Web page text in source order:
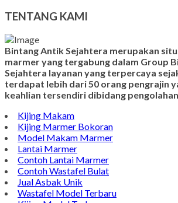
TENTANG KAMI
Bintang Antik Sejahtera merupakan
marmer yang tergabung dalam Group
Sejahtera layanan yang terpercaya
terdapat lebih dari 50 orang pengrajin
keahlian tersendiri dibidang
Kijing Makam
Kijing Marmer Bokoran
Model Makam Marmer
Lantai Marmer
Contoh Lantai Marmer
Contoh Wastafel Bulat
Jual Asbak Unik
Wastafel Model Terbaru